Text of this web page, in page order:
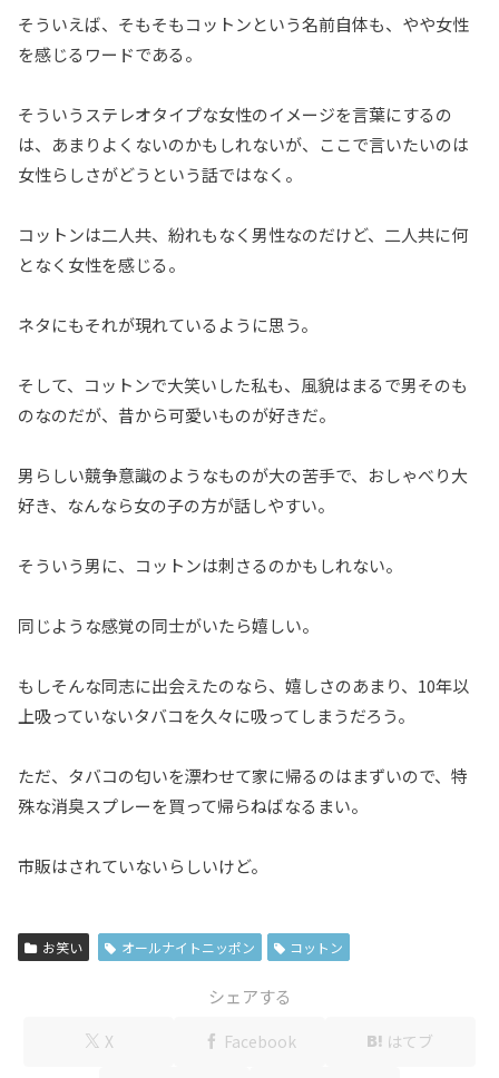
そういえば、そもそもコットンという名前自体も、やや女性
を感じるワードである。
そういうステレオタイプな女性のイメージを言葉にするの
は、あまりよくないのかもしれないが、ここで言いたいのは
女性らしさがどうという話ではなく。
コットンは二人共、紛れもなく男性なのだけど、二人共に何
となく女性を感じる。
ネタにもそれが現れているように思う。
そして、コットンで大笑いした私も、風貌はまるで男そのも
のなのだが、昔から可愛いものが好きだ。
男らしい競争意識のようなものが大の苦手で、おしゃべり大
好き、なんなら女の子の方が話しやすい。
そういう男に、コットンは刺さるのかもしれない。
同じような感覚の同士がいたら嬉しい。
もしそんな同志に出会えたのなら、嬉しさのあまり、10年以
上吸っていないタバコを久々に吸ってしまうだろう。
ただ、タバコの匂いを漂わせて家に帰るのはまずいので、特
殊な消臭スプレーを買って帰らねばなるまい。
市販はされていないらしいけど。
お笑い オールナイトニッポン コットン
シェアする
X Facebook はてブ